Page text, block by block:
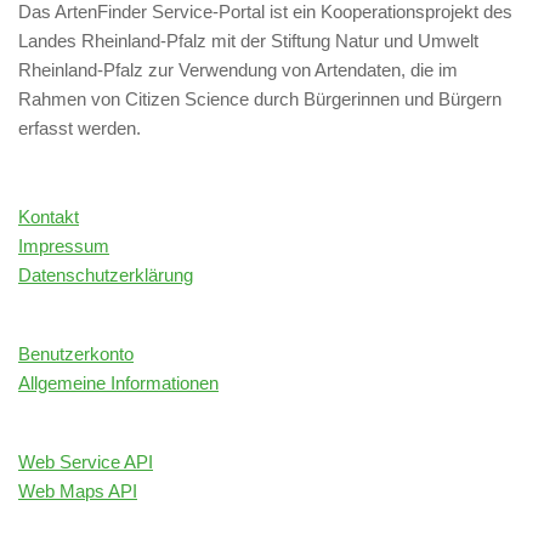
Das ArtenFinder Service-Portal ist ein Kooperationsprojekt des
Landes Rheinland-Pfalz mit der Stiftung Natur und Umwelt
Rheinland-Pfalz zur Verwendung von Artendaten, die im
Rahmen von Citizen Science durch Bürgerinnen und Bürgern
erfasst werden.
Kontakt
Impressum
Datenschutzerklärung
Benutzerkonto
Allgemeine Informationen
Web Service API
Web Maps API